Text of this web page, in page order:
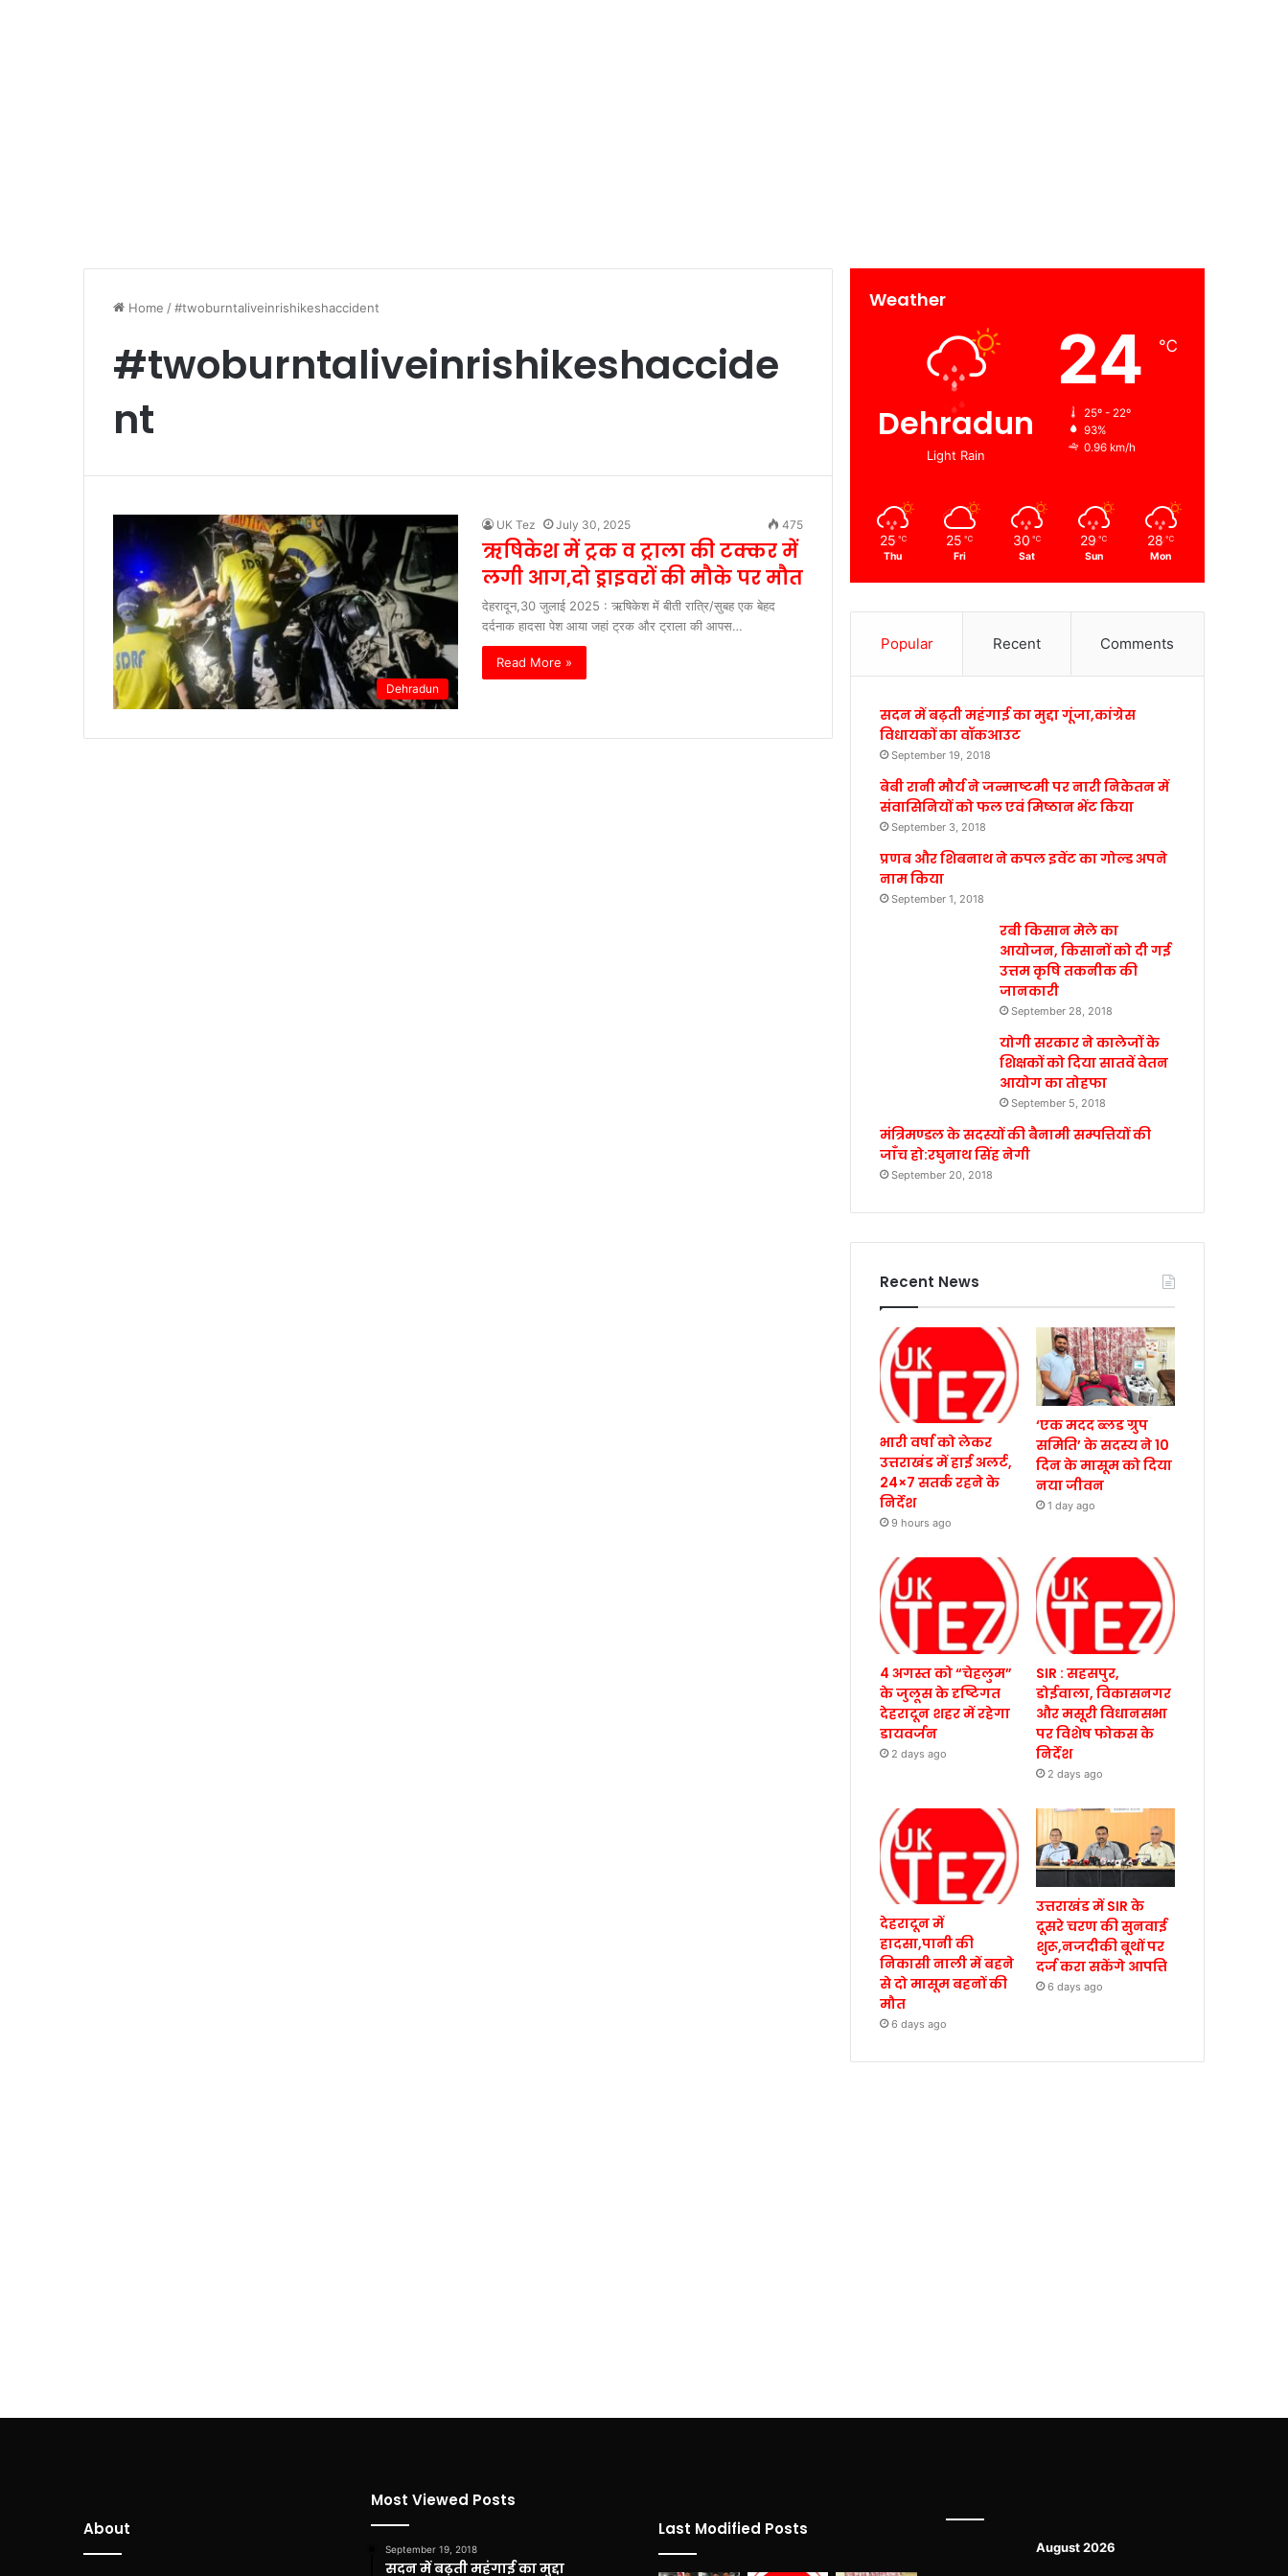
Home /#twoburntaliveinrishikeshaccident
#twoburntaliveinrishikeshaccide
nt
Dehradun
UK Tez July 30, 2025 475
ऋषिकेश में ट्रक व ट्राला की टक्कर में
लगी आग,दो ड्राइवरों की मौके पर मौत
देहरादून,30 जुलाई 2025 : ऋषिकेश में बीती रात्रि/सुबह एक बेहद
दर्दनाक हादसा पेश आया जहां ट्रक और ट्राला की आपस…
Read More »
Weather
Dehradun
Light Rain
24 ℃
25º - 22º
93%
0.96 km/h
25 ℃
Thu
25 ℃
Fri
30 ℃
Sat
29 ℃
Sun
28 ℃
Mon
Popular Recent Comments
सदन में बढ़ती महंगाई का मुद्दा गूंजा,कांग्रेस
विधायकों का वॉकआउट
September 19, 2018
बेबी रानी मौर्य ने जन्माष्टमी पर नारी निकेतन में
संवासिनियों को फल एवं मिष्ठान भेंट किया
September 3, 2018
प्रणब और शिबनाथ ने कपल इवेंट का गोल्ड अपने
नाम किया
September 1, 2018
रबी किसान मेले का
आयोजन, किसानों को दी गई
उत्तम कृषि तकनीक की
जानकारी
September 28, 2018
योगी सरकार ने कालेजों के
शिक्षकों को दिया सातवें वेतन
आयोग का तोहफा
September 5, 2018
मंत्रिमण्डल के सदस्यों की बैनामी सम्पत्तियों की
जाँच हो:रघुनाथ सिंह नेगी
September 20, 2018
Recent News
भारी वर्षा को लेकर
उत्तराखंड में हाई अलर्ट,
24×7 सतर्क रहने के
निर्देश
9 hours ago
‘एक मदद ब्लड ग्रुप
समिति’ के सदस्य ने 10
दिन के मासूम को दिया
नया जीवन
1 day ago
4 अगस्त को “चेहलुम”
के जुलूस के दृष्टिगत
देहरादून शहर में रहेगा
डायवर्जन
2 days ago
SIR : सहसपुर,
डोईवाला, विकासनगर
और मसूरी विधानसभा
पर विशेष फोकस के
निर्देश
2 days ago
देहरादून में
हादसा,पानी की
निकासी नाली में बहने
से दो मासूम बहनों की
मौत
6 days ago
उत्तराखंड में SIR के
दूसरे चरण की सुनवाई
शुरू,नजदीकी बूथों पर
दर्ज करा सकेंगे आपत्ति
6 days ago
About
Most Viewed Posts
September 19, 2018
सदन में बढ़ती महंगाई का मुद्दा
Last Modified Posts
August 2026